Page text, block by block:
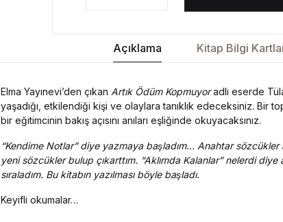
Açıklama Kitap Bilgi
Elma Yayınevi’den çıkan Artık Ödüm Kopmuyoradlı eserde
yaşadığı, etkilendiği kişi ve olaylara tanıklık edeceksiniz. Bir
bir eğitimcinin bakış açısını anıları eşliğinde okuyacaksınız.
“Kendime Notlar” diye yazmaya başladım... Anahtar
yeni sözcükler bulup çıkarttım. “Aklımda Kalanlar” nelerdi diye
sıraladım. Bu kitabın yazılması böyle başladı.
Keyifli okumalar…